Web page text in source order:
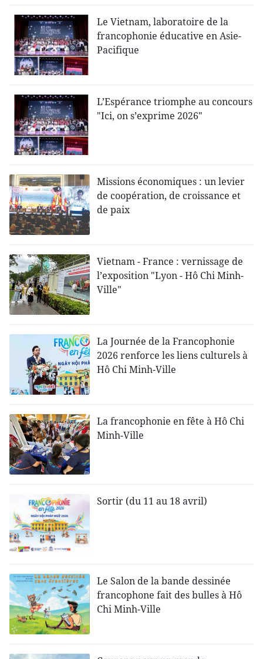
Le Vietnam, laboratoire de la
francophonie éducative en Asie-
Pacifique
L’Espérance triomphe au concours
"Ici, on s’exprime 2026"
Missions économiques : un levier
de coopération, de croissance et
de paix
Vietnam - France : vernissage de
l’exposition "Lyon - Hô Chi Minh-
Ville"
La Journée de la Francophonie
2026 renforce les liens culturels à
Hô Chi Minh-Ville
La francophonie en fête à Hô Chi
Minh-Ville
Sortir (du 11 au 18 avril)
Le Salon de la bande dessinée
francophone fait des bulles à Hô
Chi Minh-Ville